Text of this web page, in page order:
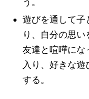
遊びを通して子
り、自分の思い
友達と喧嘩にな
入り、好きな
する。